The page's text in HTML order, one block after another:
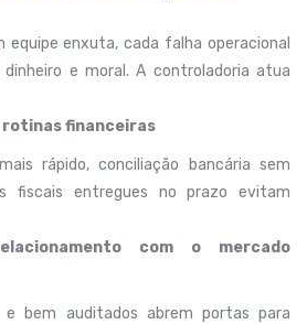
equipe enxuta, cada falha operacional
e moral. A controladoria atua
rotinas financeiras
rápido, conciliação bancária sem
fiscais entregues no prazo evitam
com o mercado
e bem auditados abrem portas para